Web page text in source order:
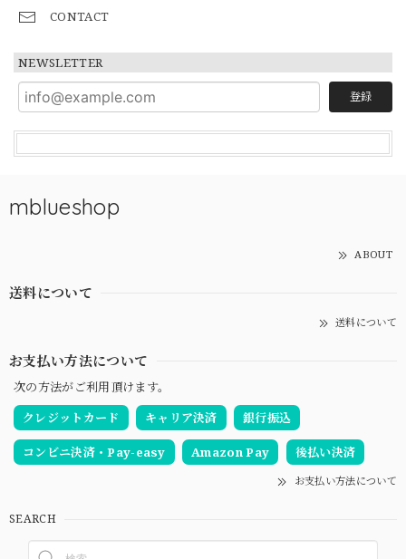
CONTACT
NEWSLETTER
登録
mblueshop
ABOUT
送料について
送料について
お支払い方法について
次の方法がご利用頂けます。
クレジットカード
キャリア決済 銀行振込
コンビニ決済・Pay-easy Amazon Pay 後払い決済
お支払い方法について
SEARCH